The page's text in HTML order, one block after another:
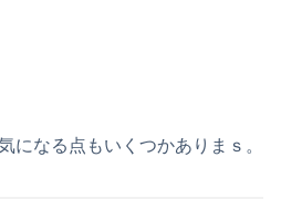
になる点もいくつかありまｓ。